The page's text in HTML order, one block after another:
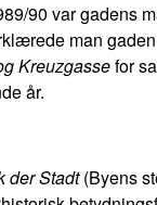
90 var gadens
man
Kreuzgassefor
år.
der Stadt(Byens